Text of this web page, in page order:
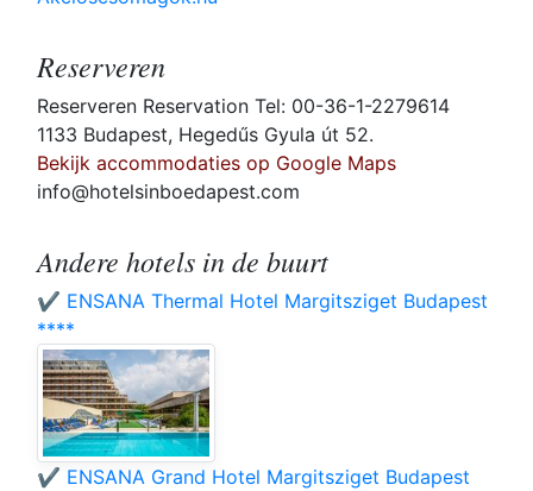
Reserveren
Reserveren Reservation Tel: 00-36-1-2279614
1133 Budapest, Hegedűs Gyula út 52.
Bekijk accommodaties op Google Maps
info@hotelsinboedapest.com
Andere hotels in de buurt
✔️ ENSANA Thermal Hotel Margitsziget Budapest
****
✔️ ENSANA Grand Hotel Margitsziget Budapest